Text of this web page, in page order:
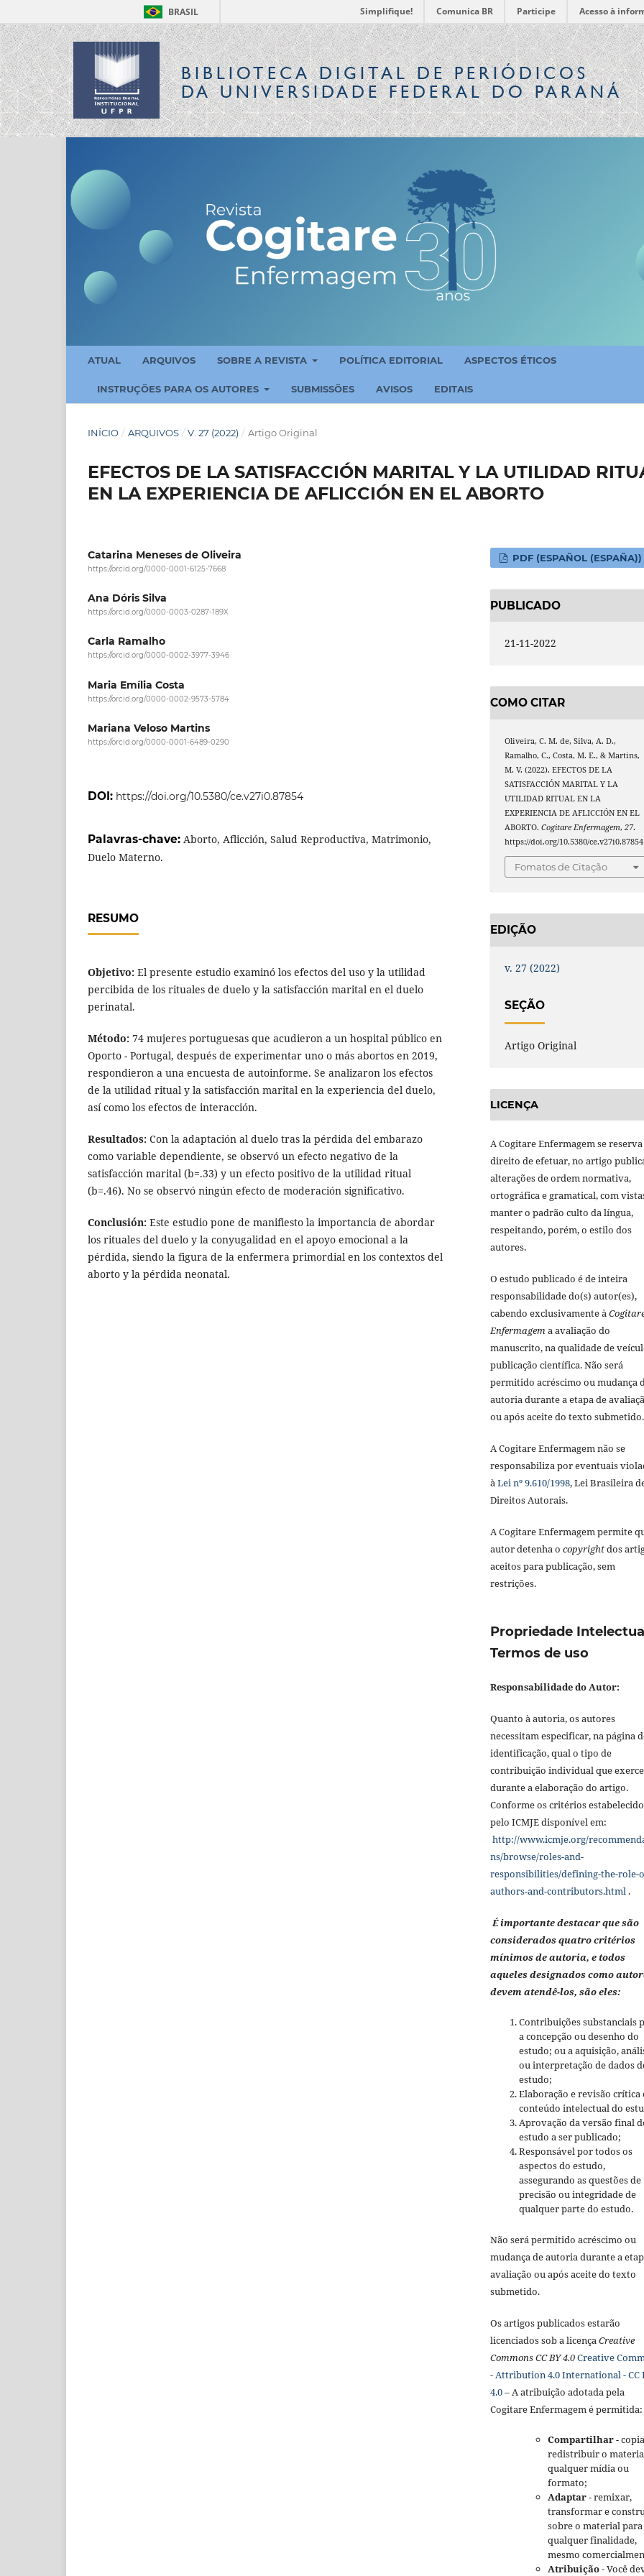
BRASIL Simplifique! Comunica BR Participe Acesso à
BIBLIOTECA DIGITALDE PERIÓDICOS
DA UNIVERSIDADE FEDERAL DO PARANÁ
ATUAL ARQUIVOS SOBRE A REVISTA POLÍTICA EDITORIAL ASPECTOS ÉTICOS
INSTRUÇÕES PARA OS AUTORES SUBMISSÕES AVISOS EDITAIS
INÍCIO / ARQUIVOS / V. 27 (2022) / Artigo Original
EFECTOS DE LA SATISFACCIÓN MARITAL Y LA UTILIDAD
EN LA EXPERIENCIA DE AFLICCIÓN EN EL ABORTO
Catarina Meneses de Oliveira
https://orcid.org/0000-0001-6125-7668
Ana Dóris Silva
https://orcid.org/0000-0003-0287-189X
Carla Ramalho
https://orcid.org/0000-0002-3977-3946
Maria Emília Costa
https://orcid.org/0000-0002-9573-5784
Mariana Veloso Martins
https://orcid.org/0000-0001-6489-0290
DOI: https://doi.org/10.5380/ce.v27i0.87854
Palavras-chave: Aborto, Aflicción, Salud Reproductiva, Matrimonio,
Duelo Materno.
RESUMO
Objetivo: El presente estudio examinó los efectos del uso y la utilidad
percibida de los rituales de duelo y la satisfacción marital en el duelo
perinatal.
Método: 74 mujeres portuguesas que acudieron a un hospital público en
Oporto - Portugal, después de experimentar uno o más abortos en 2019,
respondieron a una encuesta de autoinforme. Se analizaron los efectos
de la utilidad ritual y la satisfacción marital en la experiencia del duelo,
así como los efectos de interacción.
Resultados: Con la adaptación al duelo tras la pérdida del embarazo
como variable dependiente, se observó un efecto negativo de la
satisfacción marital (b=.33) y un efecto positivo de la utilidad ritual
(b=.46). No se observó ningún efecto de moderación significativo.
Conclusión: Este estudio pone de manifiesto la importancia de abordar
los rituales del duelo y la conyugalidad en el apoyo emocional a la
pérdida, siendo la figura de la enfermera primordial en los contextos del
aborto y la pérdida neonatal.
PDF (ESPAÑOL (ESPAÑA))
PUBLICADO
21-11-2022
COMO CITAR
Oliveira, C. M. de, Silva, A. D.,
Ramalho, C., Costa, M. E., & Martins,
M. V. (2022). EFECTOS DE LA
SATISFACCIÓN MARITAL Y LA
UTILIDAD RITUAL EN LA
EXPERIENCIA DE AFLICCIÓN EN EL
ABORTO.Cogitare Enfermagem,27.
https://doi.org/10.5380/ce.v27i0.87854
Fomatos de Citação
EDIÇÃO
v. 27 (2022)
SEÇÃO
Artigo Original
LICENÇA
A Cogitare Enfermagem se
direito de efetuar, no artigo
alterações de ordem normativa,
ortográfica e gramatical, com
manter o padrão culto da língua,
respeitando, porém, o estilo dos
autores.
O estudo publicado é de inteira
responsabilidade do(s) autor(es),
cabendo exclusivamente à
Enfermagema avaliação do
manuscrito, na qualidade de
publicação científica. Não será
permitido acréscimo ou mudança
autoria durante a etapa de
ou após aceite do texto submetido.
A Cogitare Enfermagem não se
responsabiliza por eventuais
àLei nº 9.610/1998, Lei Brasileira
Direitos Autorais.
A Cogitare Enfermagem permite
autor detenha o copyrightdos
aceitos para publicação, sem
restrições.
Propriedade
Termos de uso
Responsabilidade do Autor:
Quanto à autoria, os autores
necessitam especificar, na página
identificação, qual o tipo de
contribuição individual que
durante a elaboração do artigo.
Conforme os critérios
pelo ICMJE disponível em:
http://www.icmje.org/
ns/browse/roles-and-
responsibilities/defining-the-role-
authors-and-contributors.html .
É importante destacar que são
considerados quatro critérios
mínimos de autoria, e todos
aqueles designados como
devem atendê-los, são eles:
Contribuições substanciais
a concepção ou desenho do
estudo; ou a aquisição,
ou interpretação de dados
estudo;
Elaboração e revisão crítica
conteúdo intelectual do
Aprovação da versão final
estudo a ser publicado;
Responsável por todos os
aspectos do estudo,
assegurando as questões de
precisão ou integridade de
qualquer parte do estudo.
Não será permitido acréscimo ou
mudança de autoria durante a
avaliação ou após aceite do texto
submetido.
Os artigos publicados estarão
licenciados sob a licença Creative
Commons CC BY 4.0Creative
- Attribution 4.0 International - CC
4.0– A atribuição adotada pela
Cogitare Enfermagem é permitida:
Compartilhar-
redistribuir o
qualquer mídia ou
formato;
Adaptar- remixar,
transformar e
sobre o material para
qualquer finalidade,
mesmo
Atribuição- Você